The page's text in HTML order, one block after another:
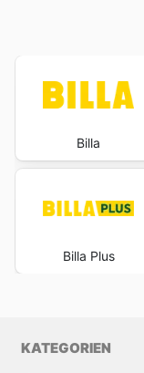
Billa
Billa Plus
KATEGORIEN